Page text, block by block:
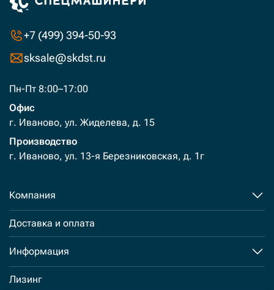
+7 (499) 394-50-93
sksale@skdst.ru
Пн-Пт 8:00–17:00
Офис
г. Иваново, ул. Жиделева, д. 15
Производство
г. Иваново, ул. 13-я Березниковская, д. 1г
Компания
Доставка и оплата
Информация
Лизинг